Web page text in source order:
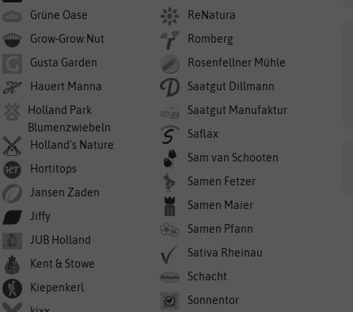
Grüne Oase
Grow-Grow Nut
Gusta Garden
Hauert Manna
Holland Park
Blumenzwiebeln
Holland's Nature
Hortitops
Jansen Zaden
Jiffy
JUB Holland
Kent & Stowe
Kiepenkerl
ReNatura
Romberg
Rosenfellner Mühle
Saatgut Dillmann
Saatgut Manufaktur
Saflax
Sam van Schooten
Samen Fetzer
Samen Maier
Samen Pfann
Sativa Rheinau
Schacht
Sonnentor